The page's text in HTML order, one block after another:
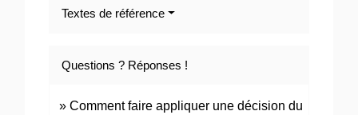
Textes de référence
Questions ? Réponses !
Comment faire appliquer une décision du